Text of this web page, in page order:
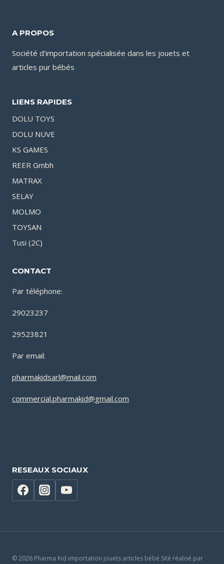
A PROPOS
Société d’importation spécialisée dans les jouets et
articles pur bébés
LIENS RAPIDES
DOLU TOYS
DOLU NUVE
KS GAMES
REER Gmbh
MATRAX
SELAY
MOLMO
TOYSAN
Tusi (2C)
CONTACT
Par téléphone:
29023237
29523821
Par email:
pharmakidsarl@mail.com
commercial.pharmakid@gmail.com
RESEAUX SOCIAUX
© 2026 Pharma Kid importation jouets articles bébé Sité réalisé par